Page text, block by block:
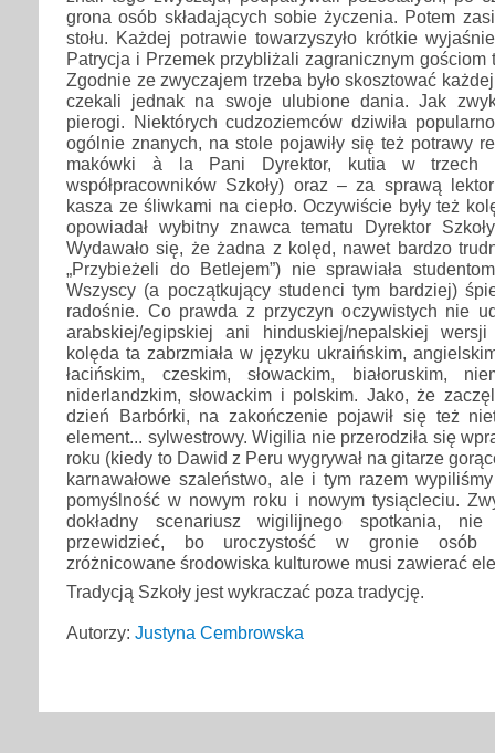
grona osób składających sobie życzenia. Potem
stołu. Każdej potrawie towarzyszyło krótkie
Patrycja i Przemek przybliżali zagranicznym gościom
Zgodnie ze zwyczajem trzeba było skosztować
czekali jednak na swoje ulubione dania. Jak
pierogi. Niektórych cudzoziemców dziwiła
ogólnie znanych, na stole pojawiły się też potrawy
makówki à la Pani Dyrektor, kutia w trzech
współpracowników Szkoły) oraz – za sprawą
kasza ze śliwkami na ciepło. Oczywiście były też
opowiadał wybitny znawca tematu Dyrektor
Wydawało się, że żadna z kolęd, nawet bardzo
„Przybieżeli do Betlejem”) nie sprawiała
Wszyscy (a początkujący studenci tym bardziej)
radośnie. Co prawda z przyczyn oczywistych nie
arabskiej/egipskiej ani hinduskiej/nepalskiej
kolęda ta zabrzmiała w języku ukraińskim,
łacińskim, czeskim, słowackim, białoruskim,
niderlandzkim, słowackim i polskim. Jako, że
dzień Barbórki, na zakończenie pojawił się też
element... sylwestrowy. Wigilia nie przerodziła się
roku (kiedy to Dawid z Peru wygrywał na gitarze
karnawałowe szaleństwo, ale i tym razem
pomyślność w nowym roku i nowym tysiącleciu.
dokładny scenariusz wigilijnego spotkania,
przewidzieć, bo uroczystość w gronie osób
zróżnicowane środowiska kulturowe musi zawierać
Tradycją Szkoły jest wykraczać poza tradycję.
Autorzy: Justyna Cembrowska